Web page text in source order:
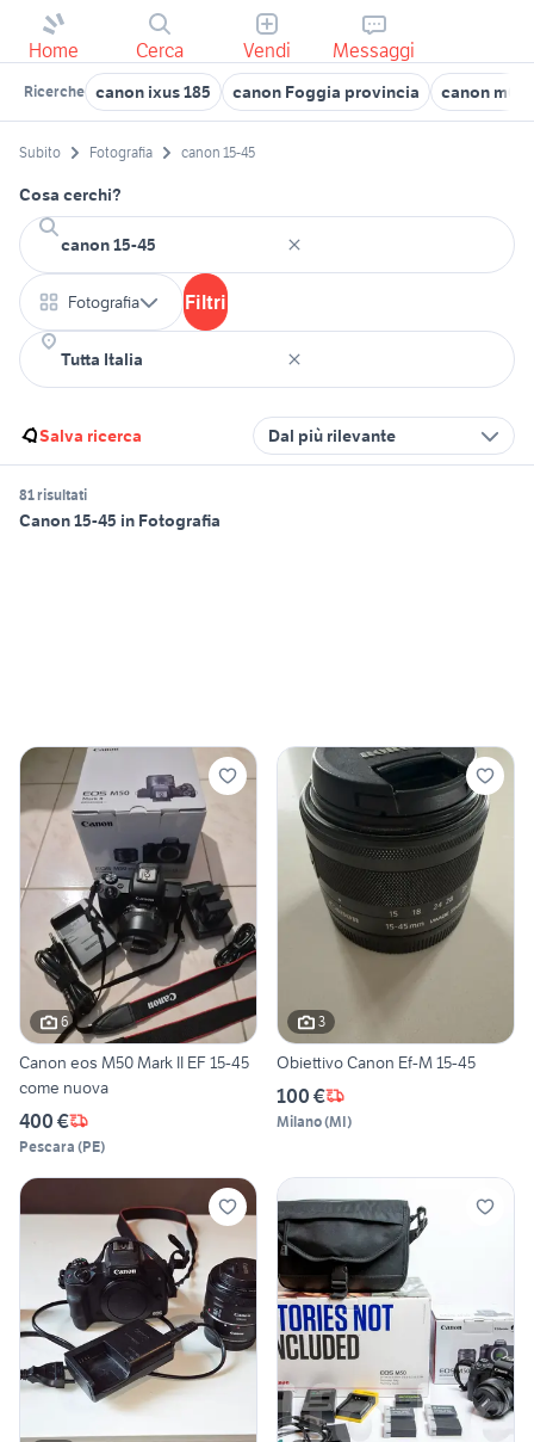
Home Cerca Vendi Messaggi
Ricerche canon ixus 185 canon Foggia provincia canon m6
Subito Fotografia canon 15-45
Cosa cerchi?
Fotografia Filtri
Salva ricerca Dal più rilevante
81 risultati
Canon 15-45 in Fotografia
6
Canon eos M50 Mark II EF 15-45
come nuova
400 €
Pescara (PE)
3
Obiettivo Canon Ef-M 15-45
100 €
Milano(MI)